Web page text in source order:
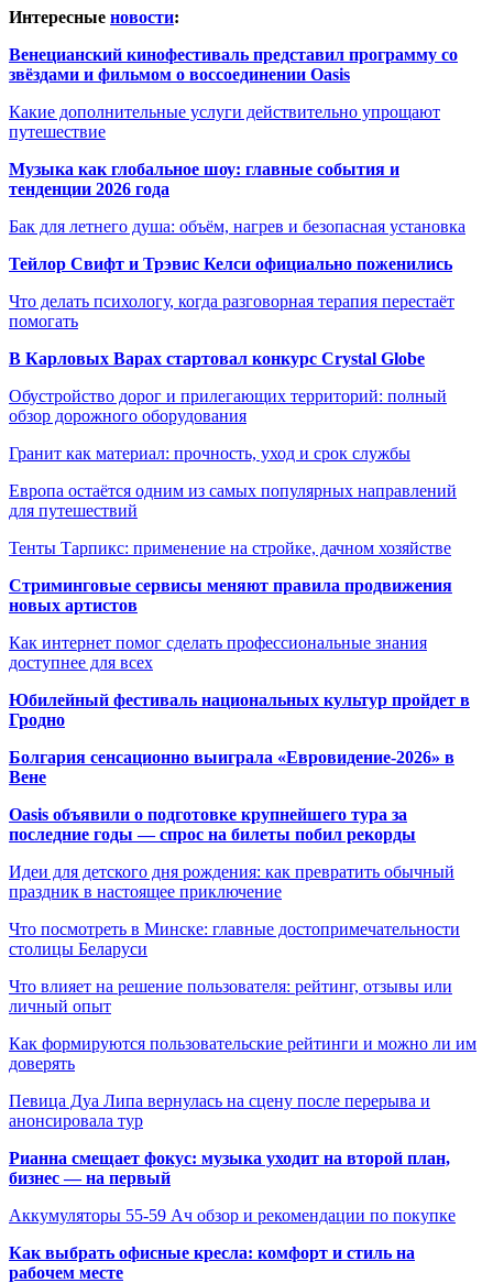
Интересные новости:
Венецианский кинофестиваль представил программу со
звёздами и фильмом о воссоединении Oasis
Какие дополнительные услуги действительно упрощают
путешествие
Музыка как глобальное шоу: главные события и
тенденции 2026 года
Бак для летнего душа: объём, нагрев и безопасная установка
Тейлор Свифт и Трэвис Келси официально поженились
Что делать психологу, когда разговорная терапия перестаёт
помогать
В Карловых Варах стартовал конкурс Crystal Globe
Обустройство дорог и прилегающих территорий: полный
обзор дорожного оборудования
Гранит как материал: прочность, уход и срок службы
Европа остаётся одним из самых популярных направлений
для путешествий
Тенты Тарпикс: применение на стройке, дачном хозяйстве
Стриминговые сервисы меняют правила продвижения
новых артистов
Как интернет помог сделать профессиональные знания
доступнее для всех
Юбилейный фестиваль национальных культур пройдет в
Гродно
Болгария сенсационно выиграла «Евровидение-2026» в
Вене
Oasis объявили о подготовке крупнейшего тура за
последние годы — спрос на билеты побил рекорды
Идеи для детского дня рождения: как превратить обычный
праздник в настоящее приключение
Что посмотреть в Минске: главные достопримечательности
столицы Беларуси
Что влияет на решение пользователя: рейтинг, отзывы или
личный опыт
Как формируются пользовательские рейтинги и можно ли им
доверять
Певица Дуа Липа вернулась на сцену после перерыва и
анонсировала тур
Рианна смещает фокус: музыка уходит на второй план,
бизнес — на первый
Аккумуляторы 55-59 Ач обзор и рекомендации по покупке
Как выбрать офисные кресла: комфорт и стиль на
рабочем месте